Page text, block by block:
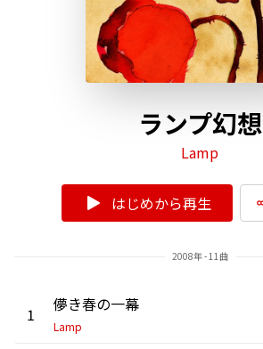
ランプ幻想
Lamp
はじめから再生
2008年 - 11曲
1 儚き春の一幕
Lamp